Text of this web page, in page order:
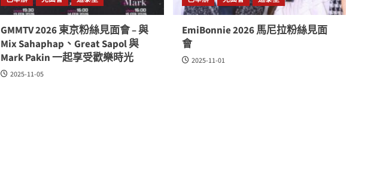
GMMTV 2026 東京粉絲見面會 – 與
Mix Sahaphap、Great Sapol 與
Mark Pakin 一起享受歡樂時光
2025-11-05
EmiBonnie 2026 馬尼拉粉絲見面
會
2025-11-01